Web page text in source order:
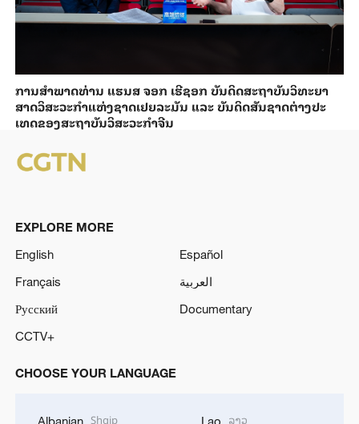
ການ​ສຳ​ພາດ​ທ່ານ ແຮນ​ສ ຈອກ ເຮີ​ຊອກ ​ບັນ​ດິດ​ສະ​ຖາ​ບັນວິ​ທະ​ຍາ​
ສາດວິ​ສະ​ວະ​ກຳ​ແຫ່ງ​ຊາດ​ເຢຍ​ລະ​ມັນ ແລະ ບັນ​ດິດ​ສັນ​ຊາດ​ຕ່າງ​ປະ​
ເທດ​ຂອງສະ​ຖາ​ບັນ​ວິ​ສະ​ວະ​ກຳ​ຈີນ
EXPLORE MORE
English
Español
Français
العربية
Русский
Documentary
CCTV+
CHOOSE YOUR LANGUAGE
Albanian Shqip Lao ລາວ